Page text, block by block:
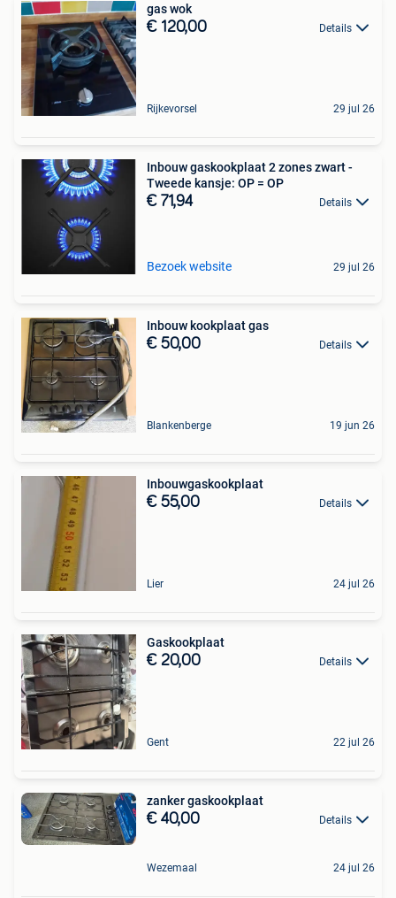
gas wok
€ 120,00 Details
Rijkevorsel 29 jul 26
Inbouw gaskookplaat 2 zones zwart -
Tweede kansje: OP = OP
€ 71,94 Details
Bezoek website 29 jul 26
Inbouw kookplaat gas
€ 50,00 Details
Blankenberge 19 jun 26
Inbouwgaskookplaat
€ 55,00 Details
Lier 24 jul 26
Gaskookplaat
€ 20,00 Details
Gent 22 jul 26
zanker gaskookplaat
€ 40,00 Details
Wezemaal 24 jul 26